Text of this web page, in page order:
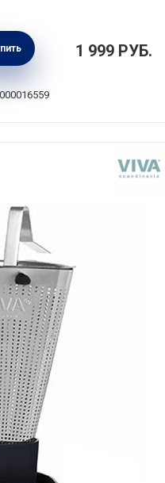
чая "Поплавок"
сталь +
Дания, V77650
1 999 РУБ.